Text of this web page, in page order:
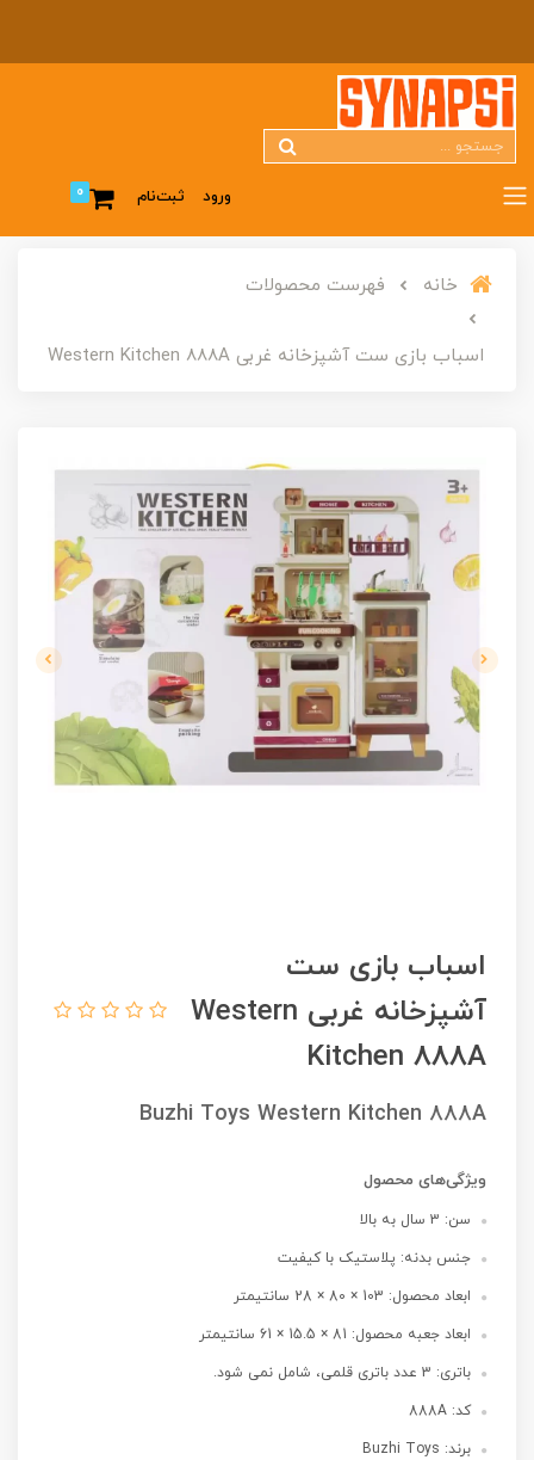
ورود ثبت‌نام 0
خانه فهرست محصولات
اسباب بازی ست آشپزخانه غربی Western Kitchen 888A
اسباب بازی ست
آشپزخانه غربی Western
Kitchen 888A
Buzhi Toys Western Kitchen 888A
ویژگی‌های محصول
سن: 3 سال به بالا
جنس بدنه: پلاستیک با کیفیت
ابعاد محصول: 103 × 80 × 28 سانتیمتر
ابعاد جعبه محصول: 81 × 15.5 × 61 سانتیمتر
باتری: 3 عدد باتری قلمی، شامل نمی شود.
کد: 888A
برند: Buzhi Toys